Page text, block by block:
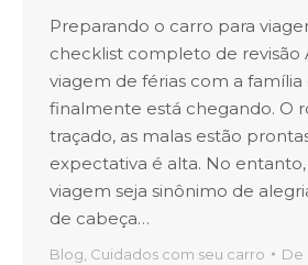
Preparando o carro para
checklist completo de revisão
viagem de férias com a família
finalmente está chegando. O
traçado, as malas estão
expectativa é alta. No
viagem seja sinônimo de
de cabeça…
Blog, Cuidados com seu carro De